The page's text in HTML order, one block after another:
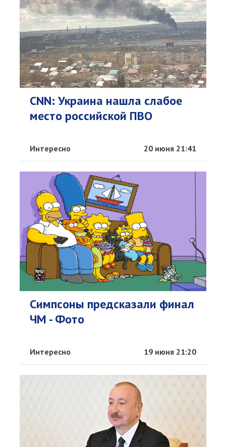
CNN: Украина нашла слабое
место российской ПВО
Интересно 20 июня 21:41
Симпсоны предсказали финал
ЧМ - Фото
Интересно 19 июня 21:20